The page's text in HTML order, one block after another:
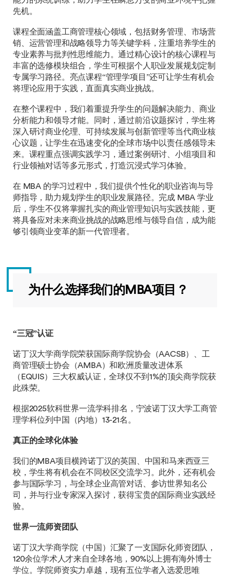
先机。
课程全面涵盖工商管理核心领域，包括财务管理、市场营
销、运营管理和战略领导力等关键学科，注重培养学生的
专业素养与批判性思维能力。通过精心设计的核心课程与
丰富的选修模块组合，学生可根据个人职业发展规划定制
专属学习路径。亮点课程“管理学项目”还可让学生有机会
将理论应用于实践，直面真实商业挑战。
在整个课程中，我们着重提升学生的问题解决能力、商业
分析能力和领导才能。同时，通过前沿议题探讨，学生将
深入研讨商业伦理、可持续发展与创新管理等当代商业核
心议题，让学生在迅速变化的全球市场中以责任感领导未
来。课程重点强调实践学习，通过案例研讨、小组项目和
行业领袖对话等多元形式，打造沉浸式学习体验。
在 MBA 的学习过程中，我们提供个性化的职业咨询与导
师指导，助力规划学生的职业发展路径。完成 MBA 学业
后，学生不仅将掌握扎实的商业管理知识与实践技能，更
将具备应对未来商业挑战的战略思维与领导自信，成为能
够引领商业变革的新一代管理者。
为什么选择我们的MBA项目？
“三冠”认证
诺丁汉大学商学院荣获国际商学院协会（AACSB）、工
商管理硕士协会（AMBA）和欧洲质量改进体系
（EQUIS）三大权威认证，全球仅不到1%的顶尖商学院获
此殊荣。
根据2025软科世界一流学科排名，宁波诺丁汉大学工商管
理学科位列中国（内地）13-21名。
真正的全球化体验
我们的MBA项目横跨诺丁汉的英国、中国和马来西亚三
校，学生将有机会在不同校区交流学习。此外，还有机会
参与国际学习，与全球企业高管对话、参访世界知名公
司，并与行业专家深入探讨，获得宝贵的国际商业实践经
验。
世界一流师资团队
诺丁汉大学商学院（中国）汇聚了一支国际化师资团队，
120余位学术人才来自全球各地，90%以上拥有海外博士
学位。学院师资实力卓越，现有五位学者入选爱思唯